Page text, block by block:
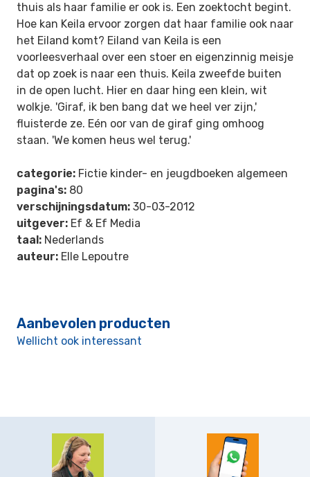
thuis als haar familie er ook is. Een zoektocht begint.
Hoe kan Keila ervoor zorgen dat haar familie ook naar
het Eiland komt? Eiland van Keila is een
voorleesverhaal over een stoer en eigenzinnig meisje
dat op zoek is naar een thuis. Keila zweefde buiten
in de open lucht. Hier en daar hing een klein, wit
wolkje. 'Giraf, ik ben bang dat we heel ver zijn,'
fluisterde ze. Eén oor van de giraf ging omhoog
staan. 'We komen heus wel terug.'
categorie: Fictie kinder- en jeugdboeken algemeen
pagina's: 80
verschijningsdatum: 30-03-2012
uitgever: Ef & Ef Media
taal: Nederlands
auteur: Elle Lepoutre
Aanbevolen producten
Wellicht ook interessant